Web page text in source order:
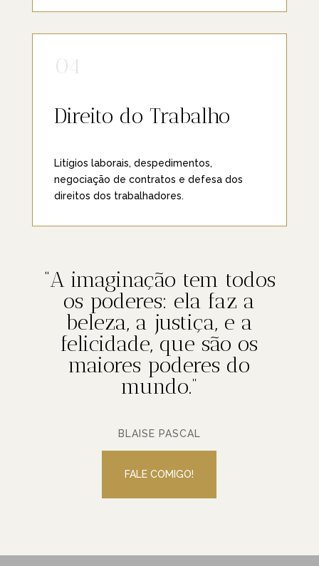
04
Direito do Trabalho
Litígios laborais, despedimentos,
negociação de contratos e defesa dos
direitos dos trabalhadores.
“A imaginação tem todos
os poderes: ela faz a
beleza, a justiça, e a
felicidade, que são os
maiores poderes do
mundo.”
BLAISE PASCAL
FALE COMIGO!